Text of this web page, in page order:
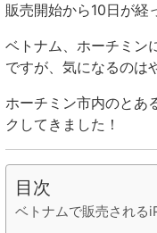
販売開始から10日が経
ベトナム、ホーチミン
ですが、気になるのは
ホーチミン市内のとあ
クしてきました！
目次
ベトナムで販売される